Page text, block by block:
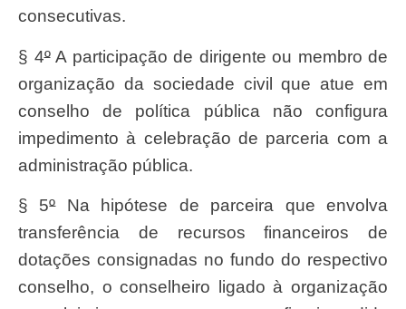
consecutivas.
§ 4ºA participação de dirigente ou membro de
organização da sociedade civil que atue em
conselho de política pública não configura
impedimento à celebração de parceria com a
administração pública.
§ 5ºNa hipótese de parceira que envolva
transferência de recursos financeiros de
dotações consignadas no fundo do respectivo
conselho, o conselheiro ligado à organização